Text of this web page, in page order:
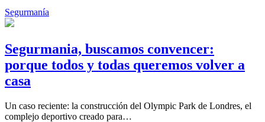
Segurmanía
Segurmania, buscamos convencer:
porque todos y todas queremos volver a
casa
Un caso reciente: la construcción del Olympic Park de Londres, el
complejo deportivo creado para…